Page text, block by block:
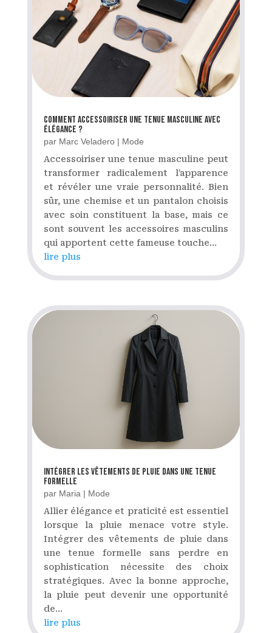
Comment accessoiriser une tenue masculine avec
élégance ?
par Marc Veladero| Mode
Accessoiriser une tenue masculine peut
transformer radicalement l’apparence
et révéler une vraie personnalité. Bien
sûr, une chemise et un pantalon choisis
avec soin constituent la base, mais ce
sont souvent les accessoires masculins
qui apportent cette fameuse touche...
lire plus
Intégrer les vêtements de pluie dans une tenue
formelle
par Maria | Mode
Allier élégance et praticité est essentiel
lorsque la pluie menace votre style.
Intégrer des vêtements de pluie dans
une tenue formelle sans perdre en
sophistication nécessite des choix
stratégiques. Avec la bonne approche,
la pluie peut devenir une opportunité
de...
lire plus